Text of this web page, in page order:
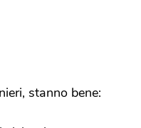
stanno bene: